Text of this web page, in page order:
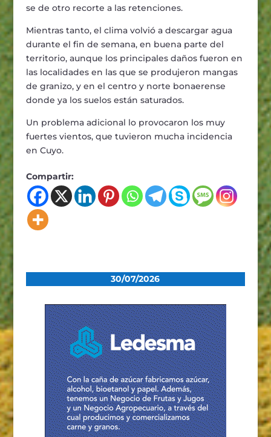
se de otro recorte a las retenciones.
Mientras tanto, el clima volvió a descargar agua
durante el fin de semana, en buena parte del
territorio, aunque los principales daños fueron en
las localidades en las que se produjeron mangas
de granizo, y en el centro y norte bonaerense
donde ya los suelos están saturados.
Un problema adicional lo provocaron los muy
fuertes vientos, que tuvieron mucha incidencia
en Cuyo.
Compartir:
30/07/2026